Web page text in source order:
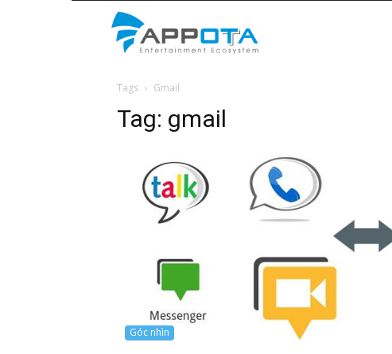
Tags Gmail
Tag: gmail
Góc nhìn